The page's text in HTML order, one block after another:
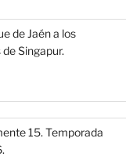
de Jaén a los
Singapur.
15. Temporada